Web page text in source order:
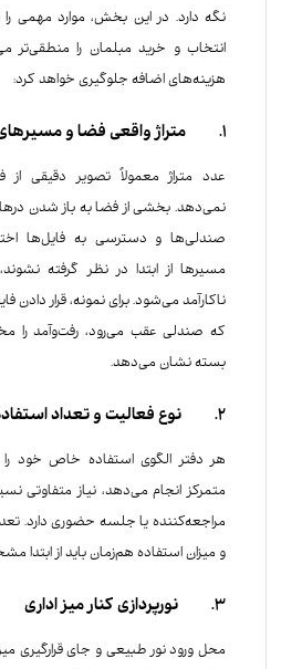
نگه دارد. در این بخش، موارد مهمی
انتخاب و خرید مبلمان را منطقی‌تر
هزینه‌های اضافه جلوگیری خواهد کرد:
1. متراژ واقعی فضا و مسیرهای رفت‌وآمد
عدد متراژ معمولاً تصویر دقیقی از
نمی‌دهد. بخشی از فضا به باز شدن درها،
صندلی‌ها و دسترسی به فایل‌ها
مسیرها از ابتدا در نظر گرفته
ناکارآمد می‌شود. برای نمونه، قرار دادن
که صندلی عقب می‌رود، رفت‌وآمد را
بسته نشان می‌دهد.
2. نوع فعالیت و تعداد استفاده‌کنندگان فضا
هر دفتر الگوی استفاده خاص خود را
متمرکز انجام می‌دهد، نیاز متفاوتی
مراجعه‌کننده یا جلسه حضوری دارد.
و میزان استفاده هم‌زمان باید از ابتدا
3. نورپردازی کنار میز اداری
محل ورود نور طبیعی و جای قرارگیری